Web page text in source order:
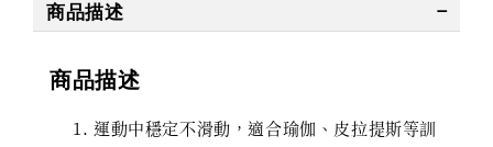
商品描述
商品描述
運動中穩定不滑動，適合瑜伽、皮拉提斯等訓